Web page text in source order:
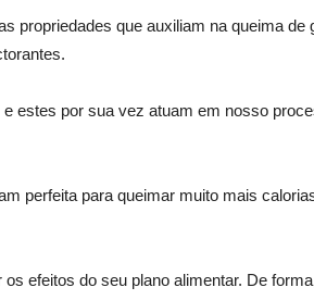
propriedades que auxiliam na queima
estes por sua vez atuam em nosso
perfeita para queimar muito mais
efeitos do seu plano alimentar. De